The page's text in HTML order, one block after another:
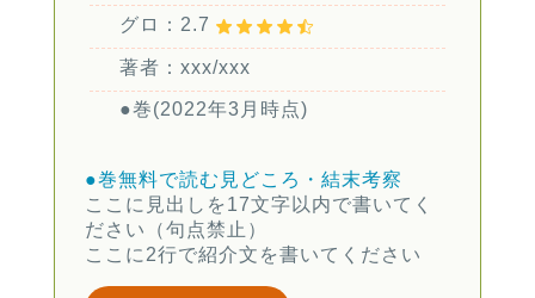
グロ：2.7
著者：xxx/xxx
●巻(2022年3月時点)
●巻無料で読む 見どころ・結末考察
ここに見出しを17文字以内で書いてく
ださい（句点禁止）
ここに2行で紹介文を書いてください